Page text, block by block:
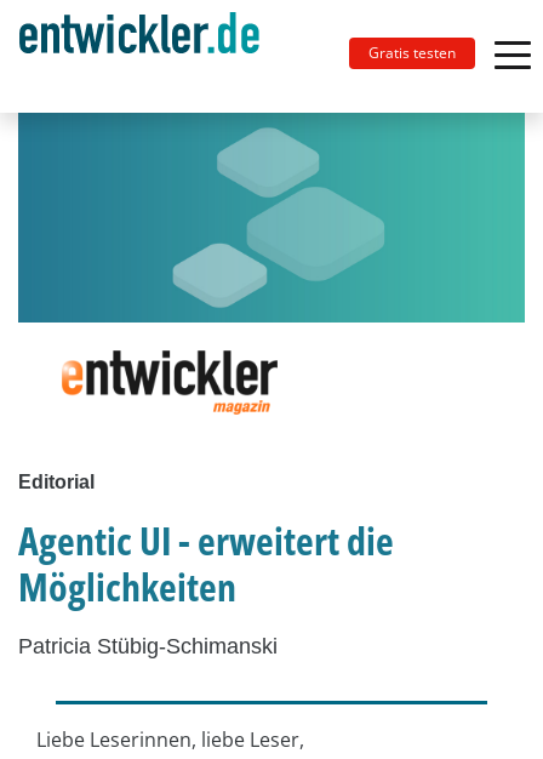
Gratis testen
Editorial
Agentic UI - erweitert die
Möglichkeiten
Patricia Stübig-Schimanski
Liebe Leserinnen, liebe Leser,